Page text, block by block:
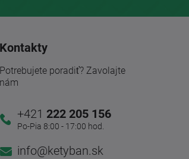
Kontakty
Potrebujete poradiť? Zavolajte
nám
+421 222 205 156
Po-Pia 8:00 - 17:00 hod.
info@ketyban.sk